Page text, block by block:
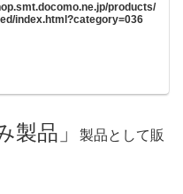
products/
index.html?category=036
製品」
製品として販